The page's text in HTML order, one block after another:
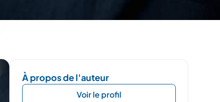
À propos de l'auteur
Voir le profil